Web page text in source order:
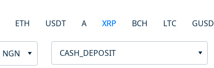
ETH USDT A XRP BCH LTC GUSD
NGN CASH_DEPOSIT